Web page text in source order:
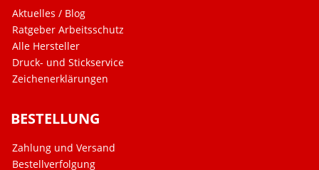
Aktuelles / Blog
Ratgeber Arbeitsschutz
Alle Hersteller
Druck- und Stickservice
Zeichenerklärungen
BESTELLUNG
Zahlung und Versand
Bestellverfolgung